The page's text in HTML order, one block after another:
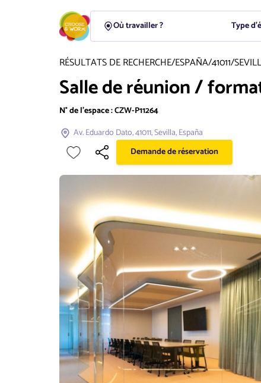
Type
RÉSULTATS DE RECHERCHE/ESPAÑA/41011/
Salle de réunion /
N° de l'espace :CZW-P11264
Av. Eduardo Dato, 41011, Sevilla, España
Demande de réservation